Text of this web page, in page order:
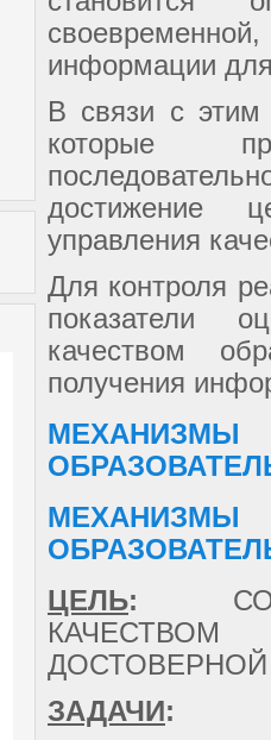
информации
В связи с этим
которые
достижение
управления
Для контроля
показатели
качеством
получения
ЦЕЛЬ:
ЗАДАЧИ: